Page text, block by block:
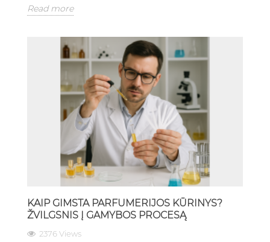
Read more
KAIP GIMSTA PARFUMERIJOS KŪRINYS?
ŽVILGSNIS Į GAMYBOS PROCESĄ
2376 Views